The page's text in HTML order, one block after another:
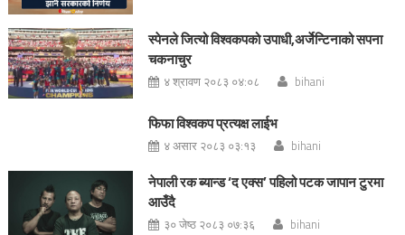
स्पेनले जित्यो विश्वकपको उपाधी,अर्जेन्टिनाको सपना
चकनाचुर
४ श्रावण २०८३ ०४:०८ bihani
फिफा विश्वकप प्रत्यक्ष लाईभ
४ असार २०८३ ०३:१३ bihani
नेपाली रक ब्यान्ड ‘द एक्स’ पहिलो पटक जापान टुरमा
आउँदै
३० जेष्ठ २०८३ ०७:३६ bihani